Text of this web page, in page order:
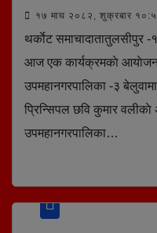
१७ माघ २०८२, शुक्रबार
थर्काेट समाचादातातुलसीपुर
आज एक कार्यक्रमकाे
उपमहानगरपालिका -३
प्रिन्सिपल छवि कुमार वलीकाे
उपमहानगरपालिका…